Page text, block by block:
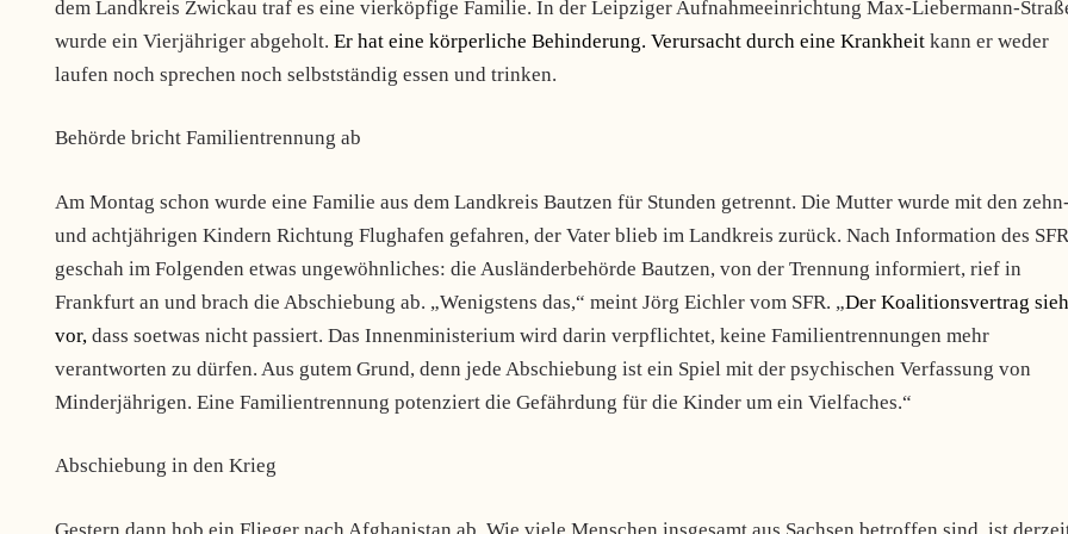
dem Landkreis Zwickau traf es eine vierköpfige Familie. In der Leipziger Aufnahmeeinrichtung Max-Liebermann-
wurde ein Vierjähriger abgeholt. Er hat eine körperliche Behinderung. Verursacht durch eine Krankheit kann er weder
laufen noch sprechen noch selbstständig essen und trinken.
Behörde bricht Familientrennung ab
Am Montag schon wurde eine Familie aus dem Landkreis Bautzen für Stunden getrennt. Die Mutter wurde mit den zehn-
und achtjährigen Kindern Richtung Flughafen gefahren, der Vater blieb im Landkreis zurück. Nach Information des SFR
geschah im Folgenden etwas ungewöhnliches: die Ausländerbehörde Bautzen, von der Trennung informiert, rief in
Frankfurt an und brach die Abschiebung ab. „Wenigstens das,“ meint Jörg Eichler vom SFR. „Der Koalitionsvertrag
vor, dass soetwas nicht passiert. Das Innenministerium wird darin verpflichtet, keine Familientrennungen mehr
verantworten zu dürfen. Aus gutem Grund, denn jede Abschiebung ist ein Spiel mit der psychischen Verfassung von
Minderjährigen. Eine Familientrennung potenziert die Gefährdung für die Kinder um ein Vielfaches.“
Abschiebung in den Krieg
Gestern dann hob ein Flieger nach Afghanistan ab. Wie viele Menschen insgesamt aus Sachsen betroffen sind, ist